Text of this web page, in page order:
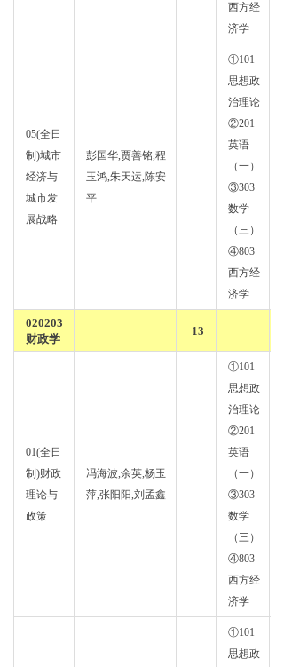
西方经
济学
05(全日
制)城市
经济与
城市发
展战略
彭国华,贾善铭,程
玉鸿,朱天运,陈安
平
①101
思想政
治理论
②201
英语
（一）
③303
数学
（三）
④803
西方经
济学
020203
财政学
13
01(全日
制)财政
理论与
政策
冯海波,余英,杨玉
萍,张阳阳,刘孟鑫
①101
思想政
治理论
②201
英语
（一）
③303
数学
（三）
④803
西方经
济学
①101
思想政